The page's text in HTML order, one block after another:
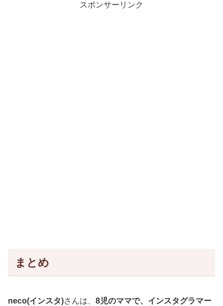
スポンサーリンク
まとめ
neco(インスタ)さんは、 8児のママで、インスタグラマー